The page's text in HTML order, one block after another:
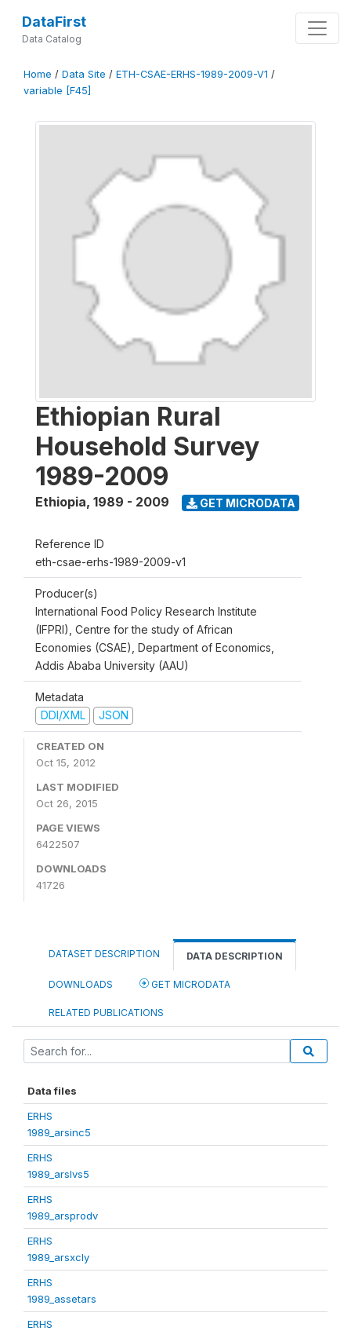
DataFirst
Data Catalog
Home / Data Site / ETH-CSAE-ERHS-1989-2009-V1 /
variable [F45]
Ethiopian Rural
Household Survey
1989-2009
Ethiopia, 1989 - 2009 GET MICRODATA
Reference ID
eth-csae-erhs-1989-2009-v1
Producer(s)
International Food Policy Research Institute
(IFPRI), Centre for the study of African
Economies (CSAE), Department of Economics,
Addis Ababa University (AAU)
Metadata
DDI/XML
JSON
CREATED ON
Oct 15, 2012
LAST MODIFIED
Oct 26, 2015
PAGE VIEWS
6422507
DOWNLOADS
41726
DATASET DESCRIPTION DATA DESCRIPTION
DOWNLOADS GET MICRODATA
RELATED PUBLICATIONS
Data files
ERHS
1989_arsinc5
ERHS
1989_arslvs5
ERHS
1989_arsprodv
ERHS
1989_arsxcly
ERHS
1989_assetars
ERHS